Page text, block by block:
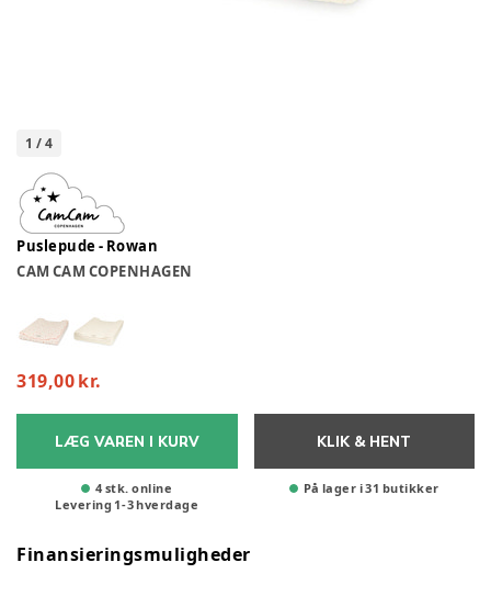
1 /4
Puslepude - Rowan
CAM CAM COPENHAGEN
319,00 kr.
LÆG VAREN I KURV
4 stk. online
Levering 1-3hverdage
KLIK & HENT
På lager i 31 butikker
Finansieringsmuligheder